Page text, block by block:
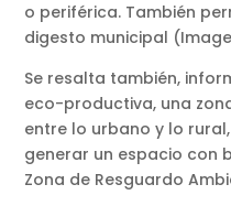
o periférica. También
digesto municipal
Se resalta también,
eco-productiva, una
entre lo urbano y lo
generar un espacio con
Zona de Resguardo